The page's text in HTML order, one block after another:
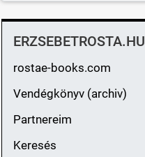
ERZSEBETROSTA.HU
rostae-books.com
Vendégkönyv (archiv)
Partnereim
Keresés